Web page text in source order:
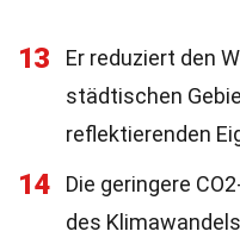
13
Er reduziert den
städtischen
reflektierenden
14
Die geringere
des